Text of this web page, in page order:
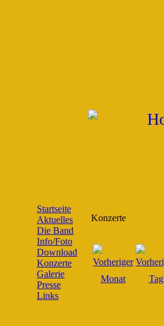
Startseite
Aktuelles
Die Band
Info/Foto
Download
Konzerte
Galerie
Presse
Links
Konzerte